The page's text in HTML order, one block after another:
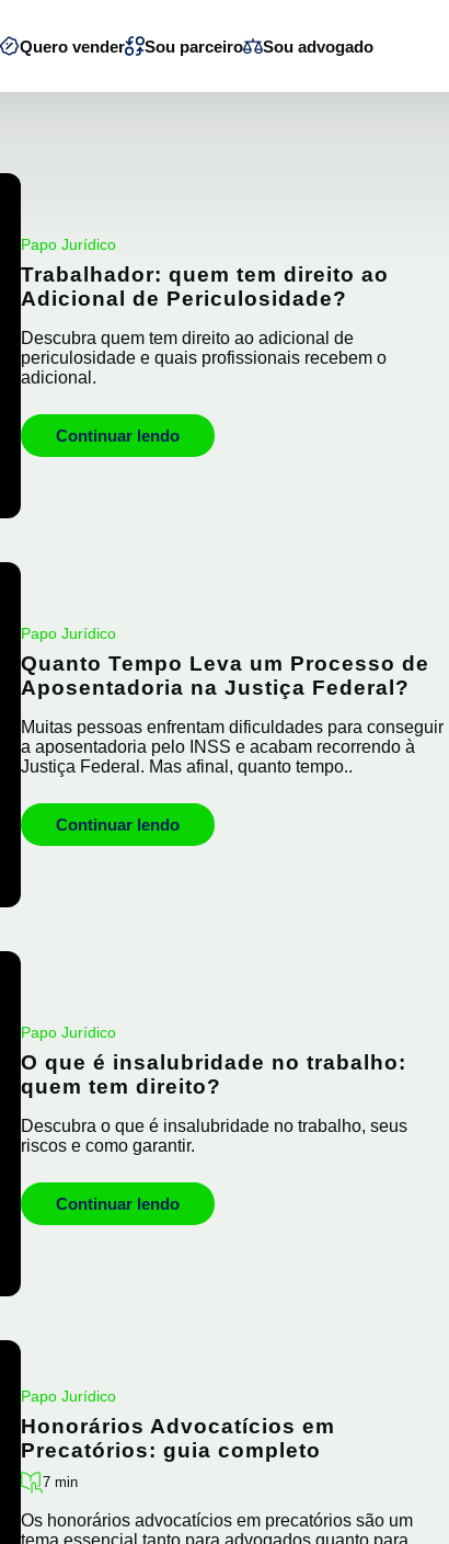
Quero vender Sou parceiro Sou advogado
Papo Jurídico
Trabalhador: quem tem direito ao
Adicional de Periculosidade?
Descubra quem tem direito ao adicional de
periculosidade e quais profissionais recebem o
adicional.
Continuar lendo
Papo Jurídico
Quanto Tempo Leva um Processo de
Aposentadoria na Justiça Federal?
Muitas pessoas enfrentam dificuldades para conseguir
a aposentadoria pelo INSS e acabam recorrendo à
Justiça Federal. Mas afinal, quanto tempo..
Continuar lendo
Papo Jurídico
O que é insalubridade no trabalho:
quem tem direito?
Descubra o que é insalubridade no trabalho, seus
riscos e como garantir.
Continuar lendo
Papo Jurídico
Honorários Advocatícios em
Precatórios: guia completo
7 min
Os honorários advocatícios em precatórios são um
tema essencial tanto para advogados quanto para